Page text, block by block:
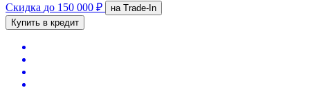
Скидка до 150 000 ₽
на Trade-In
Купить в кредит